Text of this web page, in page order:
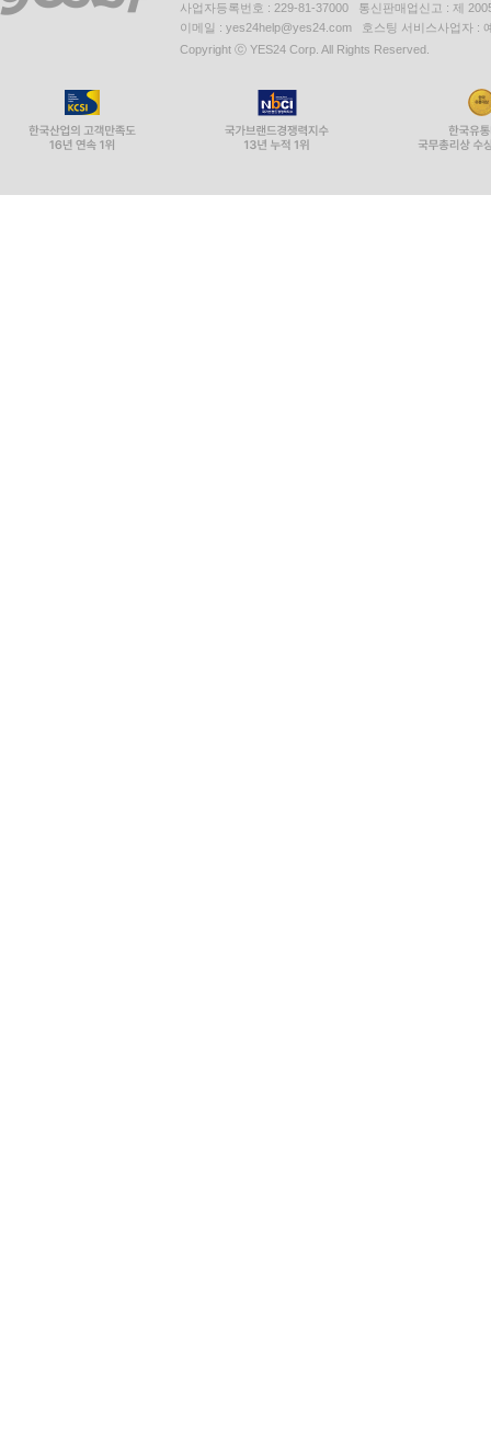
사업자등록번호 : 229-81-37000 통신판매업신고 : 제
이메일 : yes24help@yes24.com 호스팅 서비스사업자 :
Copyright ⓒ YES24 Corp. All Rights Reserved.